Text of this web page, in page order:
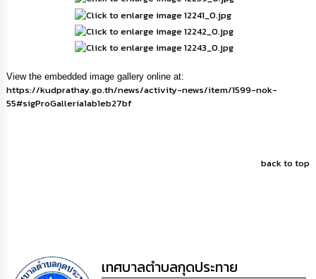
ข้อมูล
การ
ติดต่อ
View the embedded image gallery online at:
https://kudprathay.go.th/news/activity-news/item/1599-nok-
55#sigProGalleria1ab1eb27bf
back to top
เทศบาลตำบลกุดประทาย